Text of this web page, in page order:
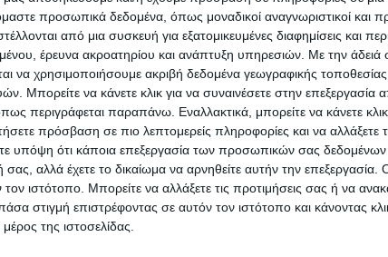
προσωπικά δεδομένα, όπως μοναδικοί αναγνωριστικοί και
από μια συσκευή για εξατομικευμένες διαφημίσεις και
έρευνα ακροατηρίου και ανάπτυξη υπηρεσιών. Με την άδειά
να χρησιμοποιήσουμε ακριβή δεδομένα γεωγραφικής
Μπορείτε να κάνετε κλικ για να συναινέσετε στην επεξεργασία
περιγράφεται παραπάνω. Εναλλακτικά, μπορείτε να κάνετε κλικ
πρόσβαση σε πιο λεπτομερείς πληροφορίες και να αλλάξετε
υπόψη ότι κάποια επεξεργασία των προσωπικών σας δεδομένων
σας, αλλά έχετε το δικαίωμα να αρνηθείτε αυτήν την επεξεργασία.
ιστότοπο. Μπορείτε να αλλάξετε τις προτιμήσεις σας ή να
στιγμή επιστρέφοντας σε αυτόν τον ιστότοπο και κάνοντας
της ιστοσελίδας.
Intense
Fairy Ultra Original Υγρό